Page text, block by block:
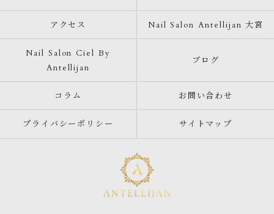
アクセス Nail Salon Antellijan 大宮
Nail Salon Ciel By
Antellijan
ブログ
コラム お問い合わせ
プライバシーポリシー サイトマップ